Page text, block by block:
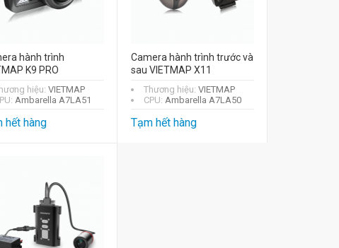
hành trình
K9 PRO
hiệu: VIETMAP
Ambarella A7LA51
hết hàng
Camera hành trình trước và
sau VIETMAP X11
Thương hiệu: VIETMAP
CPU: Ambarella A7LA50
Tạm hết hàng